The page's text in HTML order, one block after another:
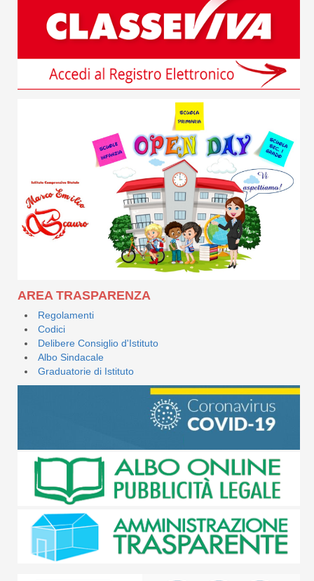
AREA TRASPARENZA
Regolamenti
Codici
Delibere Consiglio d'Istituto
Albo Sindacale
Graduatorie di Istituto